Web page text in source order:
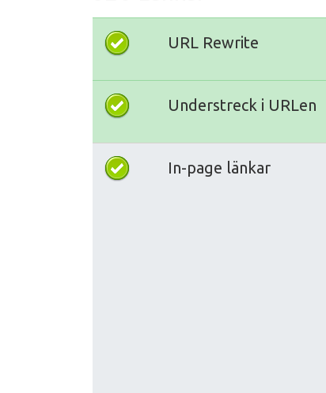
URL Rewrite
Understreck i URLen
In-page länkar